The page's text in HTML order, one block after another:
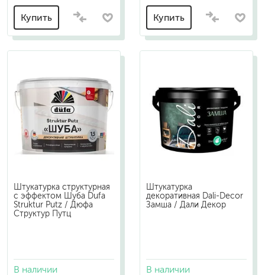
Купить Купить
Штукатурка структурная
с эффектом Шуба Dufa
Struktur Putz / Дюфа
Структур Путц
В наличии
Штукатурка
декоративная Dali-Decor
Замша / Дали Декор
В наличии